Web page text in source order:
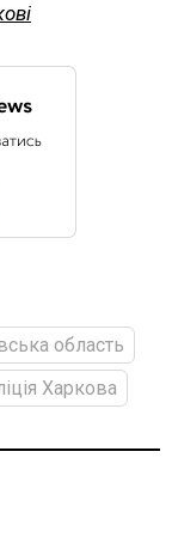
область
Харкова